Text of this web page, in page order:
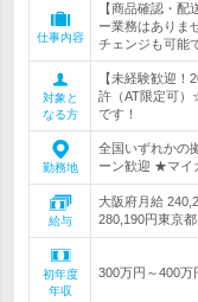
仕事内容
【商品確認・
ー業務はありま
チェンジも可能
対象と
なる方
【未経験歓迎
許（AT限定可
です！
勤務地
全国いずれかの
ーン歓迎 ★マイ
給与
大阪府月給
280,190円東京
初年度
年収
300万円～400万